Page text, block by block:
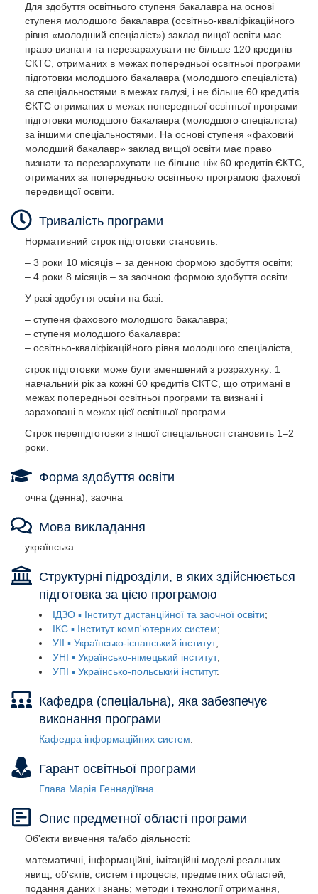
Для здобуття освітнього ступеня бакалавра на основі
ступеня молодшого бакалавра (освітньо-кваліфікаційного
рівня «молодший спеціаліст») заклад вищої освіти має
право визнати та перезарахувати не більше 120 кредитів
ЄКТС, отриманих в межах попередньої освітньої програми
підготовки молодшого бакалавра (молодшого спеціаліста)
за спеціальностями в межах галузі, і не більше 60 кредитів
ЄКТС отриманих в межах попередньої освітньої програми
підготовки молодшого бакалавра (молодшого спеціаліста)
за іншими спеціальностями. На основі ступеня «фаховий
молодший бакалавр» заклад вищої освіти має право
визнати та перезарахувати не більше ніж 60 кредитів ЄКТС,
отриманих за попередньою освітньою програмою фахової
передвищої освіти.
Тривалість програми
Нормативний строк підготовки становить:
– 3 роки 10 місяців – за денною формою здобуття освіти;
– 4 роки 8 місяців – за заочною формою здобуття освіти.
У разі здобуття освіти на базі:
– ступеня фахового молодшого бакалавра;
– ступеня молодшого бакалавра:
– освітньо-кваліфікаційного рівня молодшого спеціаліста,
строк підготовки може бути зменшений з розрахунку: 1
навчальний рік за кожні 60 кредитів ЄКТС, що отримані в
межах попередньої освітньої програми та визнані і
зараховані в межах цієї освітньої програми.
Строк перепідготовки з іншої спеціальності становить 1–2
роки.
Форма здобуття освіти
очна (денна), заочна
Мова викладання
українська
Структурні підрозділи, в яких здійснюється
підготовка за цією програмою
ІДЗО ▪ Інститут дистанційної та заочної освіти
ІКС ▪ Інститут комп'ютерних систем
УІІ ▪ Українсько-іспанський інститут
УНІ ▪ Українсько-німецький інститут
УПІ ▪ Українсько-польський інститут
Кафедра (спеціальна), яка забезпечує
виконання програми
Кафедра інформаційних систем
Гарант освітньої програми
Глава Марія Геннадіївна
Опис предметної області програми
Об'єкти вивчення та/або діяльності:
математичні, інформаційні, імітаційні моделі реальних
явищ, об'єктів, систем і процесів, предметних областей,
подання даних і знань; методи і технології отримання,